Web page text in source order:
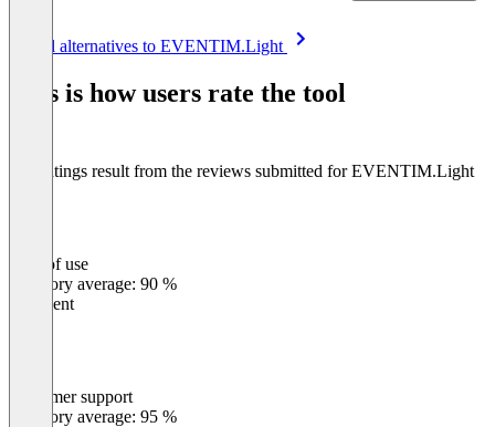
See all alternatives to EVENTIM.Light
This is how users rate the tool
The ratings result from the reviews submitted for EVENTIM.Light
Ease of use
Category average: 90 %
Excellent
Customer support
Category average: 95 %